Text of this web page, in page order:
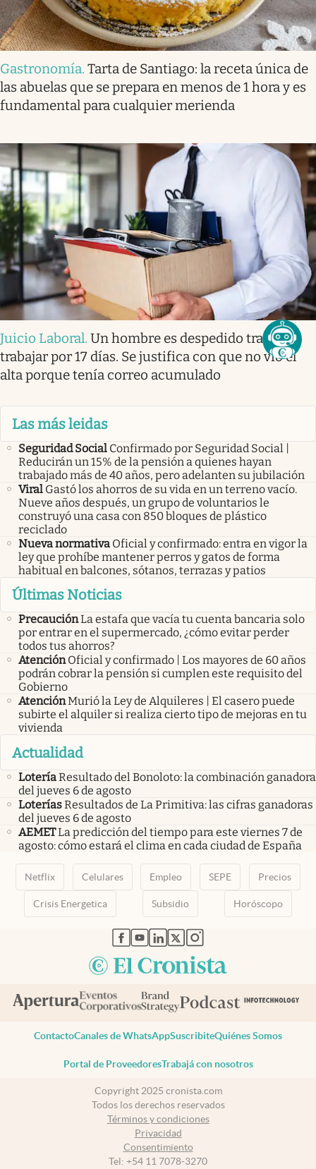
Gastronomía. Tarta de Santiago: la receta única de
las abuelas que se prepara en menos de 1 hora y es
fundamental para cualquier merienda
Juicio Laboral. Un hombre es despedido tras no
trabajar por 17 días. Se justifica con que no vio el
alta porque tenía correo acumulado
Las más leidas
Seguridad Social Confirmado por Seguridad Social |
Reducirán un 15% de la pensión a quienes hayan
trabajado más de 40 años, pero adelanten su jubilación
Viral Gastó los ahorros de su vida en un terreno vacío.
Nueve años después, un grupo de voluntarios le
construyó una casa con 850 bloques de plástico
reciclado
Nueva normativa Oficial y confirmado: entra en vigor la
ley que prohíbe mantener perros y gatos de forma
habitual en balcones, sótanos, terrazas y patios
Últimas Noticias
PrecauciónLa estafa que vacía tu cuenta bancaria solo
por entrar en el supermercado, ¿cómo evitar perder
todos tus ahorros?
Atención Oficial y confirmado | Los mayores de 60 años
podrán cobrar la pensión si cumplen este requisito del
Gobierno
AtenciónMurió la Ley de Alquileres | El casero puede
subirte el alquiler si realiza cierto tipo de mejoras en tu
vivienda
Actualidad
LoteríaResultado del Bonoloto: la combinación ganadora
del jueves 6 de agosto
LoteríasResultados de La Primitiva: las cifras ganadoras
del jueves 6 de agosto
AEMETLa predicción del tiempo para este viernes 7 de
agosto: cómo estará el clima en cada ciudad de España
Netflix Celulares Empleo SEPE Precios
Crisis Energetica Subsidio Horóscopo
abre en nueva pestaña
abre en nueva pestaña
abre en nueva pestaña
abre en nueva pestaña
abre en nueva pestaña
ContactoCanales de WhatsAppSuscribiteQuiénes Somos
Portal de ProveedoresTrabajá con nosotros
Copyright 2025 cronista.com
Todos los derechos reservados
Términos y condiciones
Privacidad
Consentimiento
Tel: +54 11 7078-3270